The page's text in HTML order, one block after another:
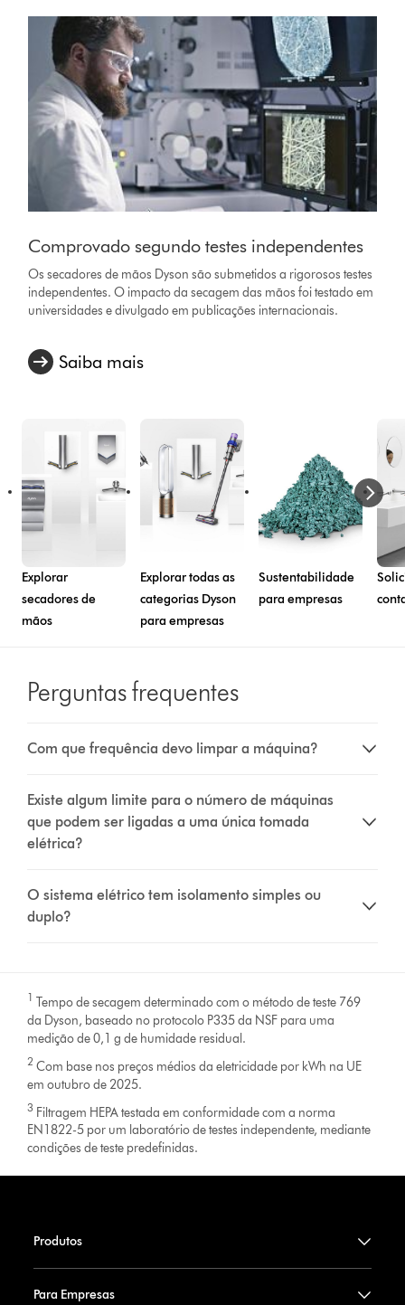
Comprovado segundo testes independentes
Os secadores de mãos Dyson são submetidos a rigorosos testes
independentes. O impacto da secagem das mãos foi testado em
universidades e divulgado em publicações internacionais.
Saiba mais
Explorar
secadores de
mãos
Explorar todas as
categorias Dyson
para empresas
Sustentabilidade
para empresas
Perguntas frequentes
Com que frequência devo limpar a máquina?
Existe algum limite para o número de máquinas
que podem ser ligadas a uma única tomada
elétrica?
O sistema elétrico tem isolamento simples ou
duplo?
1 Tempo de secagem determinado com o método de teste 769
da Dyson, baseado no protocolo P335 da NSF para uma
medição de 0,1 g de humidade residual.
2 Com base nos preços médios da eletricidade por kWh na UE
em outubro de 2025.
3 Filtragem HEPA testada em conformidade com a norma
EN1822-5 por um laboratório de testes independente, mediante
condições de teste predefinidas.
Produtos
Para Empresas